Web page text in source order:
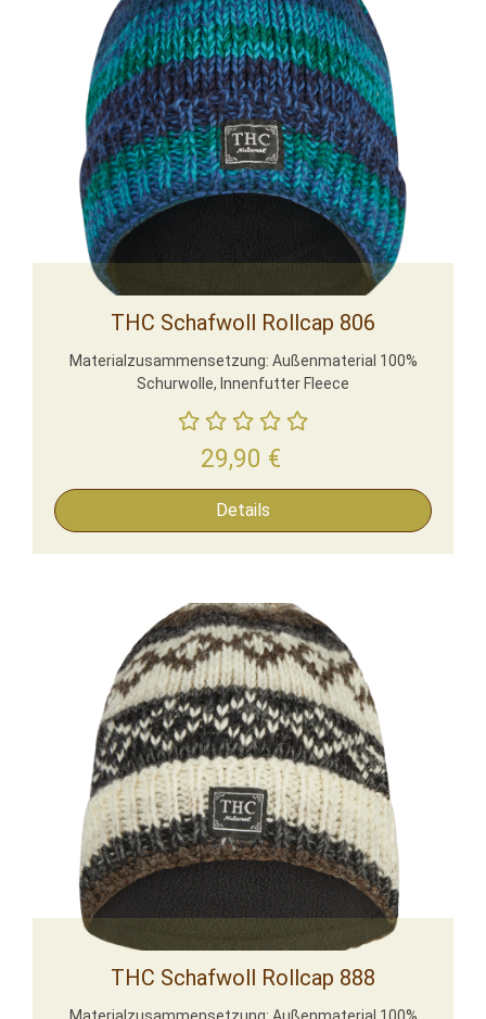
THC Schafwoll Rollcap 806
Materialzusammensetzung: Außenmaterial 100%
Schurwolle, Innenfutter Fleece
29,90 €
Details
THC Schafwoll Rollcap 888